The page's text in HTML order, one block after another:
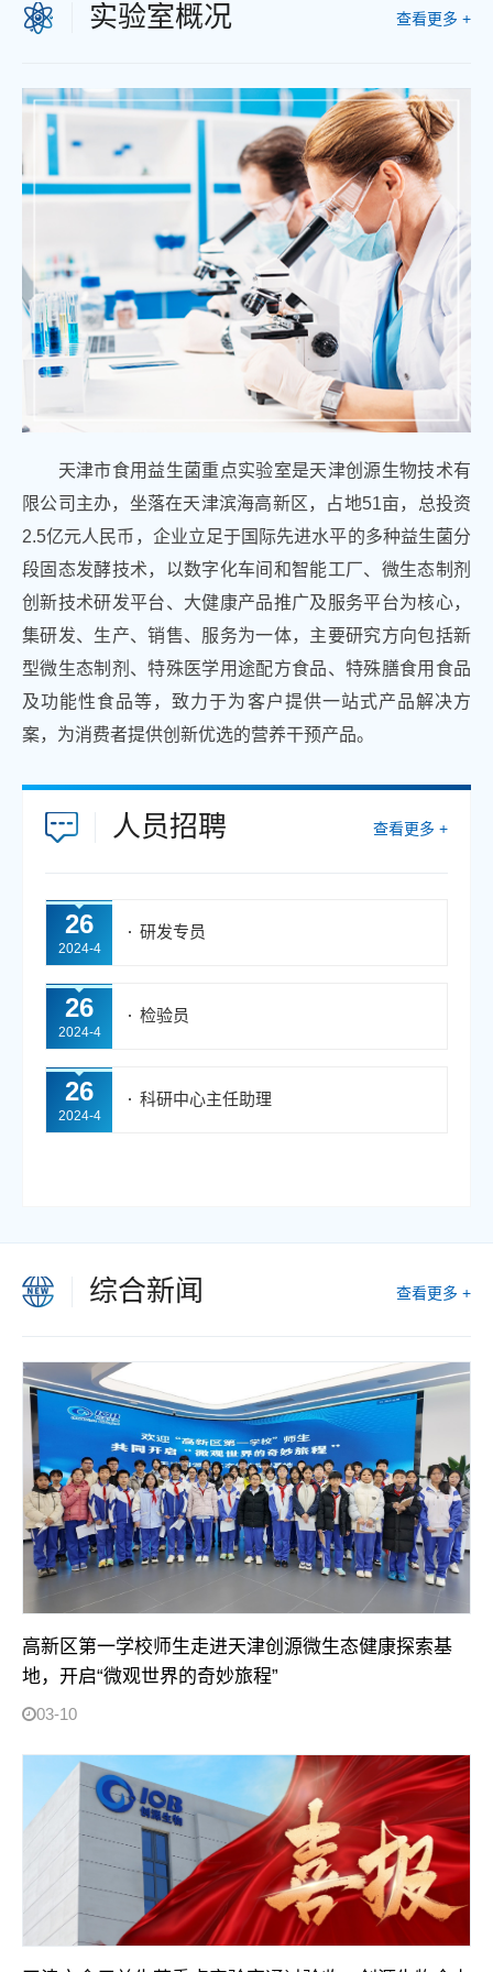
实验室概况 查看更多 +
天津市食用益生菌重点实验室是天津创源生物技术有
限公司主办，坐落在天津滨海高新区，占地51亩，总投资
2.5亿元人民币，企业立足于国际先进水平的多种益生菌分
段固态发酵技术，以数字化车间和智能工厂、微生态制剂
创新技术研发平台、大健康产品推广及服务平台为核心，
集研发、生产、销售、服务为一体，主要研究方向包括新
型微生态制剂、特殊医学用途配方食品、特殊膳食用食品
及功能性食品等，致力于为客户提供一站式产品解决方
案，为消费者提供创新优选的营养干预产品。
人员招聘 查看更多 +
26
2024-4
研发专员
26
2024-4
检验员
26
2024-4
科研中心主任助理
综合新闻 查看更多 +
高新区第一学校师生走进天津创源微生态健康探索基
地，开启“微观世界的奇妙旅程”
03-10